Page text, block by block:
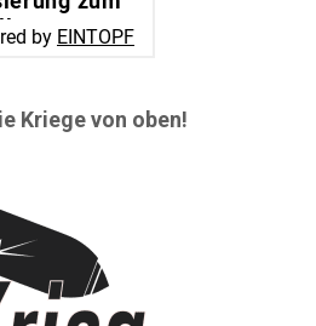
Kriege von oben!